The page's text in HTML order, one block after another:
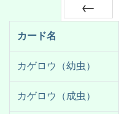
カード名
カゲロウ（幼虫）
カゲロウ（成虫）